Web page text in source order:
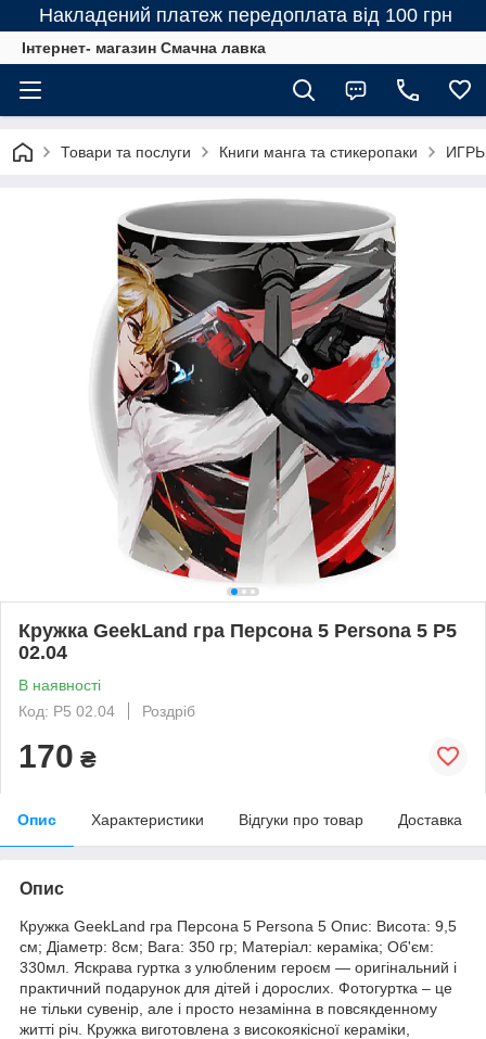
Накладений платеж передоплата від 100 грн
Інтернет- магазин Смачна лавка
Товари та послуги Книги манга та стикеропаки
Кружка GeekLand гра Персона 5 Persona 5 Р5
02.04
В наявності
Код: Р5 02.04
Роздріб
170 ₴
Опис Характеристики Відгуки про товар Доставка
Опис
Кружка GeekLand гра Персона 5 Persona 5 Опис: Висота: 9,5
см; Діаметр: 8см; Вага: 350 гр; Матеріал: кераміка; Об'єм:
330мл. Яскрава гуртка з улюбленим героєм ― оригінальний і
практичний подарунок для дітей і дорослих. Фотогуртка – це
не тільки сувенір, але і просто незамінна в повсякденному
житті річ. Кружка виготовлена з високоякісної кераміки,